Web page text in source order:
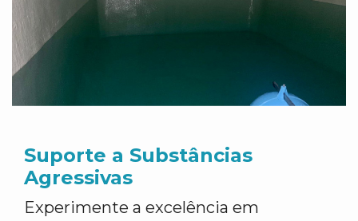
Suporte a Substâncias
Agressivas
Experimente a excelência em